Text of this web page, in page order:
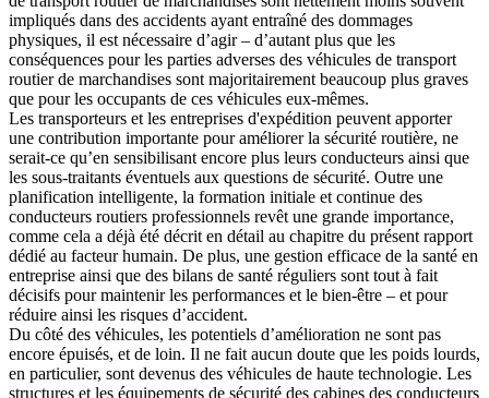
impliqués dans des accidents ayant entraîné des dommages
physiques, il est nécessaire d’agir – d’autant plus que les
conséquences pour les parties adverses des véhicules de transport
routier de marchandises sont majoritairement beaucoup plus graves
que pour les occupants de ces véhicules eux-mêmes.
Les transporteurs et les entreprises d'expédition peuvent apporter
une contribution importante pour améliorer la sécurité routière, ne
serait-ce qu’en sensibilisant encore plus leurs conducteurs ainsi que
les sous-traitants éventuels aux questions de sécurité. Outre une
planification intelligente, la formation initiale et continue des
conducteurs routiers professionnels revêt une grande importance,
comme cela a déjà été décrit en détail au chapitre du présent rapport
dédié au facteur humain. De plus, une gestion efficace de la santé en
entreprise ainsi que des bilans de santé réguliers sont tout à fait
décisifs pour maintenir les performances et le bien-être – et pour
réduire ainsi les risques d’accident.
Du côté des véhicules, les potentiels d’amélioration ne sont pas
encore épuisés, et de loin. Il ne fait aucun doute que les poids lourds,
en particulier, sont devenus des véhicules de haute technologie. Les
structures et les équipements de sécurité des cabines des conducteurs